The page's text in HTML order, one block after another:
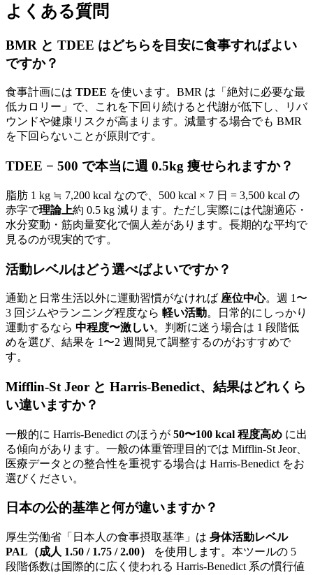
よくある質問
BMR と TDEE はどちらを目安に食事すればよい
ですか？
食事計画には TDEE を使います。BMR は「絶対に必要な最
低カロリー」で、これを下回り続けると代謝が低下し、リバ
ウンドや健康リスクが高まります。減量する場合でも BMR
を下回らないことが原則です。
TDEE − 500 で本当に週 0.5kg 痩せられますか？
脂肪 1 kg ≒ 7,200 kcal なので、500 kcal × 7 日 = 3,500 kcal の
赤字で理論上約 0.5 kg 減ります。ただし実際には代謝適応・
水分変動・筋肉量変化で個人差があります。長期的な平均で
見るのが現実的です。
活動レベルはどう選べばよいですか？
通勤と日常生活以外に運動習慣がなければ 座位中心。週 1〜
3 回ジムやランニング程度なら 軽い活動。日常的にしっかり
運動するなら 中程度〜激しい。判断に迷う場合は 1 段階低
めを選び、結果を 1〜2 週間見て調整するのがおすすめで
す。
Mifflin-St Jeor と Harris-Benedict、結果はどれくら
い違いますか？
一般的に Harris-Benedict のほうが 50〜100 kcal 程度高め に出
る傾向があります。一般の体重管理目的では Mifflin-St Jeor、
医療データとの整合性を重視する場合は Harris-Benedict をお
選びください。
日本の公的基準と何が違いますか？
厚生労働省「日本人の食事摂取基準」は 身体活動レベル
PAL（成人 1.50 / 1.75 / 2.00）
を使用します。本ツールの 5
段階係数は国際的に広く使われる Harris-Benedict 系の慣行値